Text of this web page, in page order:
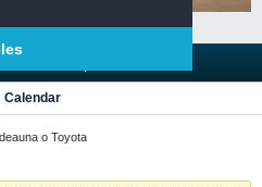
Calendar
o Toyota